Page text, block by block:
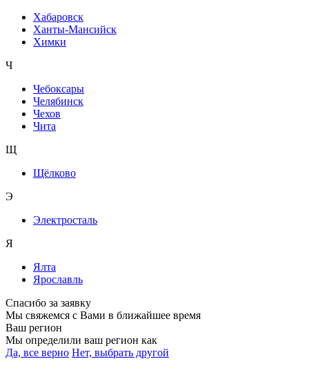
Хабаровск
Ханты-Мансийск
Химки
Ч
Чебоксары
Челябинск
Чехов
Чита
Щ
Щёлково
Э
Электросталь
Я
Ялта
Ярославль
Спасибо за заявку
Мы свяжемся с Вами в ближайшее время
Ваш регион
Мы определили ваш регион как
Да, все верно Нет, выбрать другой